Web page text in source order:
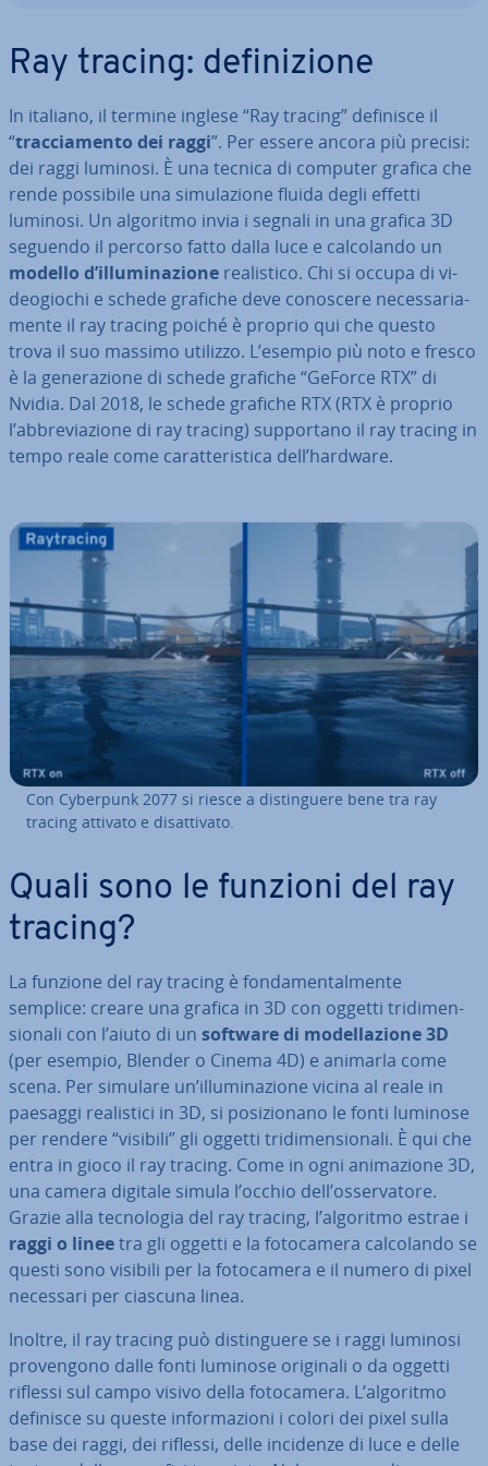
Ray tracing: de­fi­ni­zio­ne
In italiano, il termine inglese “Ray tracing” definisce il
“trac­cia­men­to dei raggi”. Per essere ancora più precisi:
dei raggi luminosi. È una tecnica di computer grafica che
rende possibile una si­mu­la­zio­ne fluida degli effetti
luminosi. Un algoritmo invia i segnali in una grafica 3D
seguendo il percorso fatto dalla luce e cal­co­lan­do un
modello d’il­lu­mi­na­zio­ne rea­li­sti­co. Chi si occupa di vi­
deo­gio­chi e schede grafiche deve conoscere ne­ces­sa­ria­
men­te il ray tracing poiché è proprio qui che questo
trova il suo massimo utilizzo. L’esempio più noto e fresco
è la ge­ne­ra­zio­ne di schede grafiche “GeForce RTX” di
Nvidia. Dal 2018, le schede grafiche RTX (RTX è proprio
l’ab­bre­via­zio­ne di ray tracing) sup­por­ta­no il ray tracing in
tempo reale come ca­rat­te­ri­sti­ca dell’hardware.
Con Cyberpunk 2077 si riesce a di­stin­gue­re bene tra ray
tracing attivato e di­sat­ti­va­to.
Quali sono le funzioni del ray
tracing?
La funzione del ray tracing è fon­da­men­tal­men­te
semplice: creare una grafica in 3D con oggetti tri­di­men­
sio­na­li con l’aiuto di un software di mo­del­la­zio­ne 3D
(per esempio, Blender o Cinema 4D) e animarla come
scena. Per simulare un’il­lu­mi­na­zio­ne vicina al reale in
paesaggi rea­li­sti­ci in 3D, si po­si­zio­na­no le fonti luminose
per rendere “visibili” gli oggetti tri­di­men­sio­na­li. È qui che
entra in gioco il ray tracing. Come in ogni ani­ma­zio­ne 3D,
una camera digitale simula l’occhio dell’os­ser­va­to­re.
Grazie alla tec­no­lo­gia del ray tracing, l’algoritmo estrae i
raggi o lineetra gli oggetti e la fo­to­ca­me­ra cal­co­lan­do se
questi sono visibili per la fo­to­ca­me­ra e il numero di pixel
necessari per ciascuna linea.
Inoltre, il ray tracing può di­stin­gue­re se i raggi luminosi
pro­ven­go­no dalle fonti luminose originali o da oggetti
riflessi sul campo visivo della fo­to­ca­me­ra. L’algoritmo
definisce su queste in­for­ma­zio­ni i colori dei pixel sulla
base dei raggi, dei riflessi, delle incidenze di luce e delle